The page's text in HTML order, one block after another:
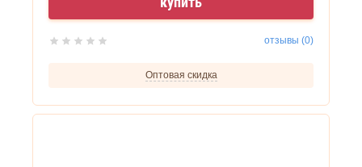
Оптовая скидка
отзывы (0)